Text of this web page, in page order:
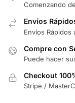
Comenzando
Envíos
Envíos Rápidos
Compre con
Puede hacer
Checkout
Stripe /